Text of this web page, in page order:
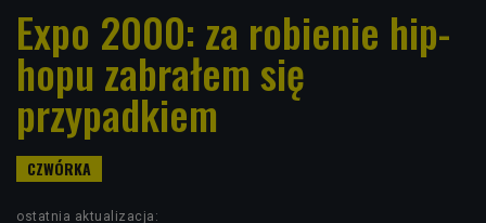
Expo 2000: za robienie hip-
hopu zabrałem się
przypadkiem
ostatnia aktualizacja: